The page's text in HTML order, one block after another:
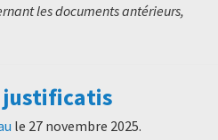
les documents antérieurs,
justificatis
le 27 novembre 2025.